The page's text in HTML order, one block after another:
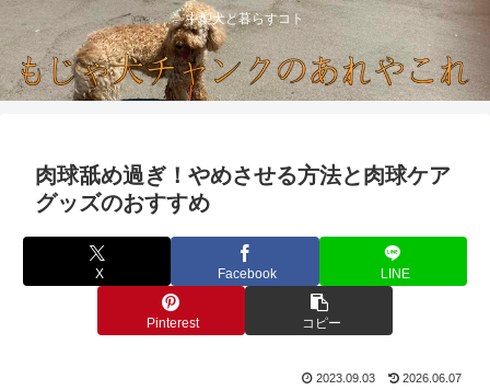
中型犬と暮らすコト
肉球舐め過ぎ！やめさせる方法と肉球ケア
グッズのおすすめ
X Facebook LINE
Pinterest コピー
2023.09.03 2026.06.07